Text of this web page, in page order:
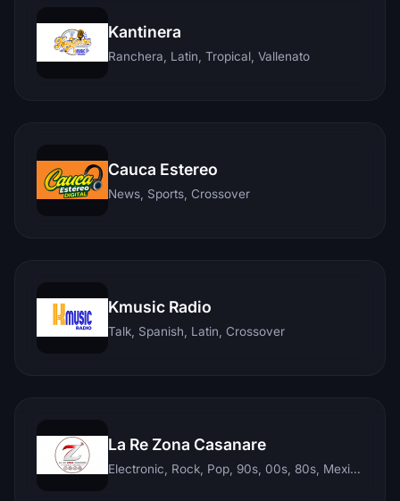
Kantinera
Ranchera, Latin, Tropical, Vallenato
Cauca Estereo
News, Sports, Crossover
Kmusic Radio
Talk, Spanish, Latin, Crossover
La Re Zona Casanare
Electronic, Rock, Pop, 90s, 00s, 80s, Mexican, Ranchera, Reggaeton, Instrumental, Salsa, Merengue, Tropical, Romantic, Vallenato, Llanera